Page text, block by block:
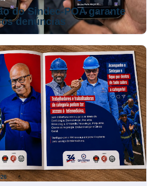
do Sindec-POA garante
denúncias